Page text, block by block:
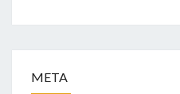
META